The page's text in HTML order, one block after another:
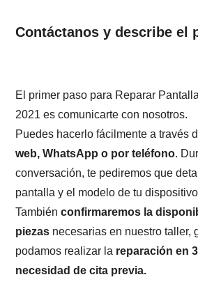
Contáctanos y describe el
El primer paso para Reparar
2021 es comunicarte con nosotros.
Puedes hacerlo fácilmente a través
web, WhatsApp o por teléfono.
conversación, te pediremos que
pantalla y el modelo de tu
Tambiénconfirmaremos la
piezas necesarias en nuestro taller,
podamos realizar la reparación en
necesidad de cita previa.